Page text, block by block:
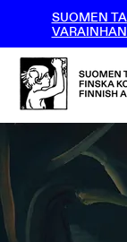
SUOMEN